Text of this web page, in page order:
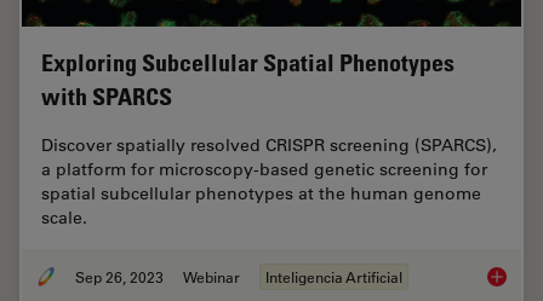
Exploring Subcellular Spatial Phenotypes
with SPARCS
Discover spatially resolved CRISPR screening (SPARCS),
a platform for microscopy-based genetic screening for
spatial subcellular phenotypes at the human genome
scale.
Sep 26, 2023 Webinar Inteligencia Artificial